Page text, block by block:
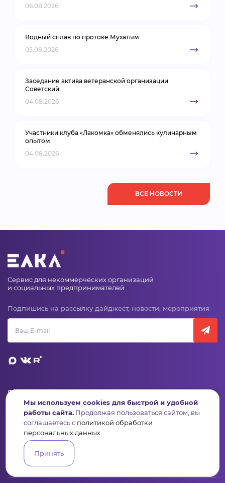
06.08.2026
Водный сплав по протоке Мухатым
05.08.2026
Заседание актива ветеранской организации
Советский
04.08.2026
Участники клуба «Лакомка» обменялись кулинарным
опытом
04.08.2026
ВСЕ НОВОСТИ
Сервис для некоммерческих организаций
и социальных предпринимателей
Подпишись на рассылку дайджест, новости, мероприятия
ПульсКонкурсыОрганизацииАктивистыПроекты
АналитикаБаза знанийВидеокурсы
Контакты
+7 (346) 735-11-30
elkanko@ugranko.ru
Мы используем cookies для быстрой и удобной
работы сайта. Продолжая пользоваться сайтом, вы
соглашаетесь с политикой обработки
персональных данных
Принять